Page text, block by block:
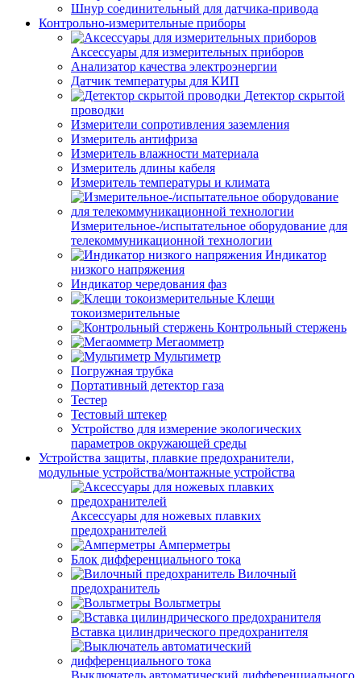
Шнур соединительный для датчика-привода
Контрольно-измерительные приборы
Аксессуары для измерительных приборов
Анализатор качества электроэнергии
Датчик температуры для КИП
Детектор скрытой
проводки
Измерители сопротивления заземления
Измеритель антифриза
Измеритель влажности материала
Измеритель длины кабеля
Измеритель температуры и климата
Измерительное-/испытательное оборудование для
телекоммуникационной технологии
Индикатор
низкого напряжения
Индикатор чередования фаз
Клещи
токоизмерительные
Контрольный стержень
Мегаомметр
Мультиметр
Погружная трубка
Портативный детектор газа
Тестер
Тестовый штекер
Устройство для измерение экологических
параметров окружающей среды
Устройства защиты, плавкие предохранители,
модульные устройства/монтажные устройства
Аксессуары для ножевых плавких
предохранителей
Амперметры
Блок дифференциального тока
Вилочный
предохранитель
Вольтметры
Вставка цилиндрического предохранителя
Выключатель автоматический дифференциального